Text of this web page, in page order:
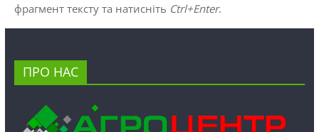
фрагмент тексту та натисніть Ctrl+Enter.
ПРО НАС